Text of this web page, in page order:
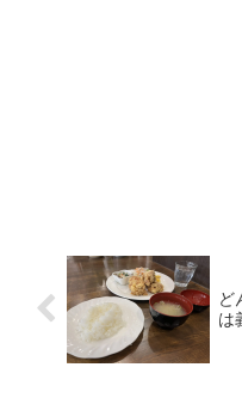
ど
は